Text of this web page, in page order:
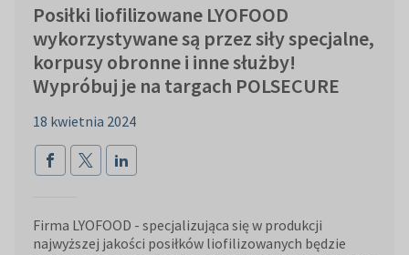
Posiłki liofilizowane LYOFOOD
wykorzystywane są przez siły specjalne,
korpusy obronne i inne służby!
Wypróbuj je na targach POLSECURE
18 kwietnia 2024
Firma LYOFOOD - specjalizująca się w produkcji
najwyższej jakości posiłków liofilizowanych będzie